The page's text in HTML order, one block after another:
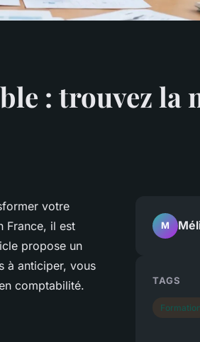
: trouvez la
votre
France, il est
propose un
à anticiper, vous
comptabilité.
M
TAGS
Formation